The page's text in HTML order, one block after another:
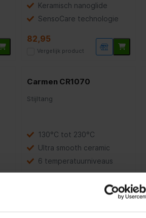
Keramisch nanoglide
SensoCare technologie
82,95
Vergelijk product
Carmen CR1070
Stijltang
130°C tot 230°C
Ultra smooth ceramic
6 temperatuurniveaus